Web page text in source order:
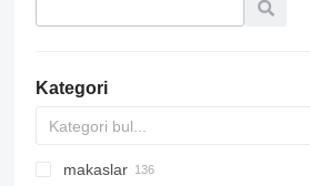
Kategori
makaslar